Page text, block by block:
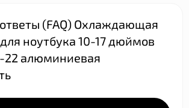
(FAQ) Охлаждающая
ноутбука 10-17 дюймов
22 алюминиевая